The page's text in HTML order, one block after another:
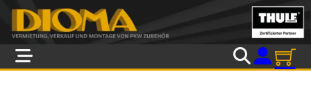
Skip to main content
Skip to footer